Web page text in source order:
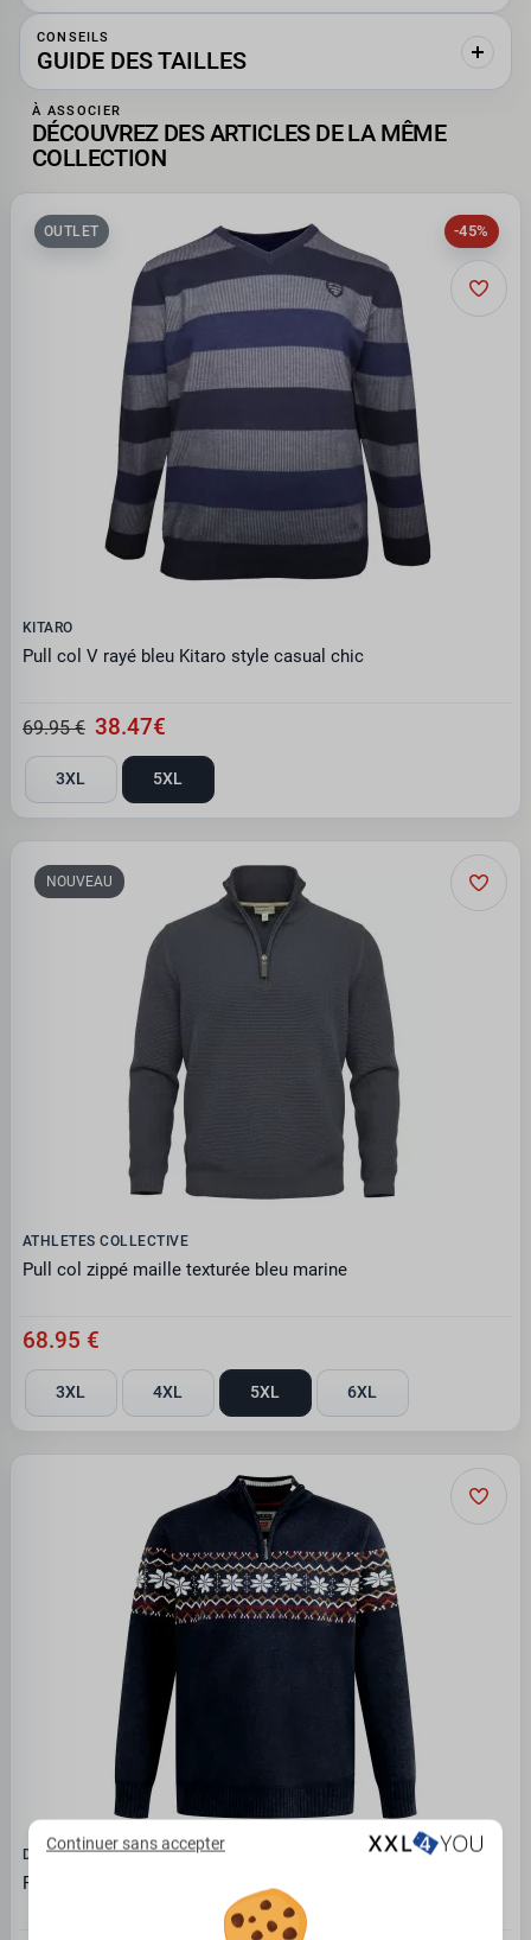
CONSEILS
GUIDE DES TAILLES
À ASSOCIER
DÉCOUVREZ DES ARTICLES DE LA MÊME
COLLECTION
-45%
OUTLET
KITARO
Pull col V rayé bleu Kitaro style casual chic
69.95 € 38.47€
3XL 5XL
NOUVEAU
ATHLETES COLLECTIVE
Pull col zippé maille texturée bleu marine
68.95 €
3XL 4XL 5XL 6XL
D555 - DUKE
Pull col zippé D555 Edinson bleu marine
Continuer sans accepter